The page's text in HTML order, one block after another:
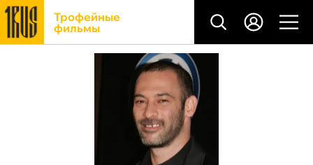
Трофейные
фильмы